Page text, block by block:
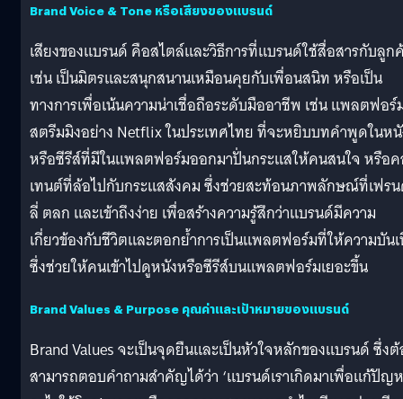
Brand Voice & Tone หรือเสียงของแบรนด์
เสียงของแบรนด์ คือสไตล์และวิธีการที่แบรนด์ใช้สื่อสารกับลูก
เช่น เป็นมิตรและสนุกสนานเหมือนคุยกับเพื่อนสนิท หรือเป็น
ทางการเพื่อเน้นความน่าเชื่อถือระดับมืออาชีพ เช่น แพลตฟอร์
สตรีมมิงอย่าง Netflix ในประเทศไทย ที่จะหยิบบทคำพูดในห
หรือซีรีส์ที่มีในแพลตฟอร์มออกมาปั่นกระแสให้คนสนใจ หรือ
เทนต์ที่ล้อไปกับกระแสสังคม ซึ่งช่วยสะท้อนภาพลักษณ์ที่เฟร
ลี่ ตลก และเข้าถึงง่าย เพื่อสร้างความรู้สึกว่าแบรนด์มีความ
เกี่ยวข้องกับชีวิตและตอกย้ำการเป็นแพลตฟอร์มที่ให้ความบัน
ซึ่งช่วยให้คนเข้าไปดูหนังหรือซีรีส์บนแพลตฟอร์มเยอะขึ้น
Brand Values & Purpose คุณค่าและเป้าหมายของแบรนด์
Brand Values จะเป็นจุดยืนและเป็นหัวใจหลักของแบรนด์ ซึ่ง
สามารถตอบคำถามสำคัญได้ว่า ‘แบรนด์เราเกิดมาเพื่อแก้ปัญ